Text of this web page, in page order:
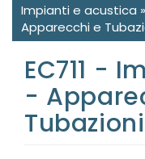
Impianti e acustica »
Apparecchi e
EC711 -
-
Tubazioni